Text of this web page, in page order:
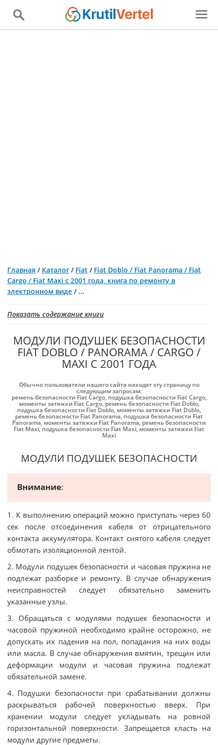
Главная / Каталог / Fiat / Fiat Doblo / Fiat Panorama / Fiat
Cargo / Fiat Maxi с 2001 года, книга по ремонту в
электронном виде / ...
Показать содержание книги
МОДУЛИ ПОДУШЕК БЕЗОПАСНОСТИ
FIAT DOBLO / PANORAMA / CARGO /
MAXI С 2001 ГОДА
Обычно пользователи нашего сайта находят эту страницу по
следующим запросам:
ремень безопасности Fiat Cargo, подушка безопасности Fiat Cargo,
моменты затяжки Fiat Cargo, ремень безопасности Fiat Doblo,
подушка безопасности Fiat Doblo, моменты затяжки Fiat Doblo,
ремень безопасности Fiat Panorama, подушка безопасности Fiat
Panorama, моменты затяжки Fiat Panorama, ремень безопасности
Fiat Maxi, подушка безопасности Fiat Maxi, моменты затяжки Fiat
Maxi
МОДУЛИ ПОДУШЕК БЕЗОПАСНОСТИ
Внимание:
1. К выполнению операций можно приступать через 60
сек после отсоединения кабеля от отрицательного
контакта аккумулятора. Контакт снятого кабеля следует
обмотать изоляционной лентой.
2. Модули подушек безопасности и часовая пружина не
подлежат разборке и ремонту. В случае обнаружения
неисправностей следует обязательно заменить
указанные узлы.
3. Обращаться с модулями подушек безопасности и
часовой пружиной необходимо крайне осторожно, не
допускать их падения на пол, попадания на них воды
или масла. В случае обнаружения вмятин, трещин или
деформации модули и часовая пружина подлежат
обязательной замене.
4. Подушки безопасности при срабатывании должны
раскрываться рабочей поверхностью вверх. При
хранении модули следует укладывать на ровной
горизонтальной поверхности. Запрещается класть на
модули другие предметы.